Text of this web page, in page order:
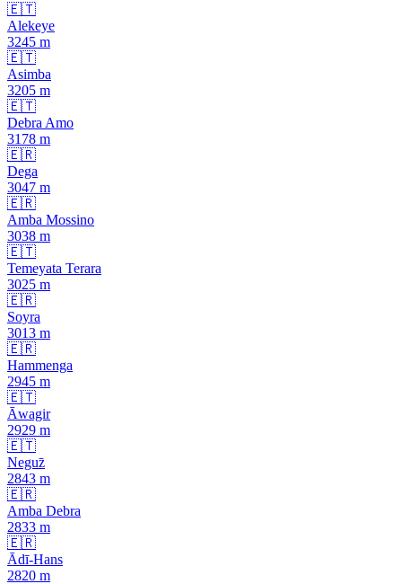
🇪🇹
Alekeye
3245 m
🇪🇹
Asimba
3205 m
🇪🇹
Debra Amo
3178 m
🇪🇷
Dega
3047 m
🇪🇷
Amba Mossino
3038 m
🇪🇹
Temeyata Terara
3025 m
🇪🇷
Soyra
3013 m
🇪🇷
Hammenga
2945 m
🇪🇹
Āwagir
2929 m
🇪🇹
Neguz̄
2843 m
🇪🇷
Amba Debra
2833 m
🇪🇷
Ādī-Hans
2820 m